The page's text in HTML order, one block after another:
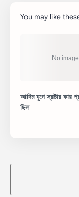
You may like
আদিম যুগে স্রষ্টার কার
ছিল